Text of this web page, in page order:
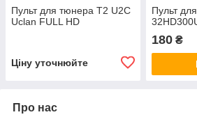
Пульт для тюнера T2 U2C
Uclan FULL HD
Ціну уточнюйте
Пульт
180₴
Про нас